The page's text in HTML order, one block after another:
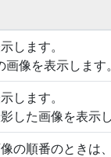
します。
像を表示します。
します。
した画像を表示し
の順番のときは